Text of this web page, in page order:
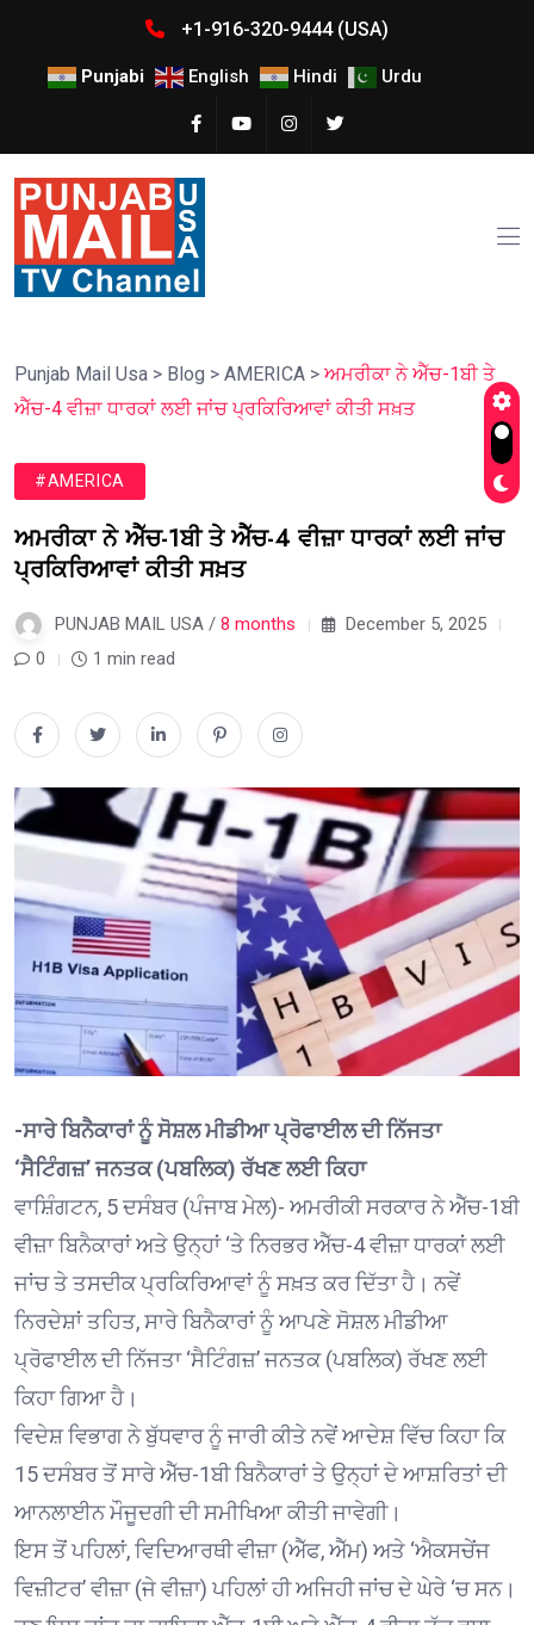
+1-916-320-9444 (USA)
Punjabi English Hindi Urdu
Punjab Mail Usa > Blog > AMERICA > ਅਮਰੀਕਾ ਨੇ ਐੱਚ-1ਬੀ ਤੇ
ਐੱਚ-4 ਵੀਜ਼ਾ ਧਾਰਕਾਂ ਲਈ ਜਾਂਚ ਪ੍ਰਕਿਰਿਆਵਾਂ ਕੀਤੀ ਸਖ਼ਤ
#AMERICA
ਅਮਰੀਕਾ ਨੇ ਐੱਚ-1ਬੀ ਤੇ ਐੱਚ-4 ਵੀਜ਼ਾ ਧਾਰਕਾਂ ਲਈ ਜਾਂਚ
ਪ੍ਰਕਿਰਿਆਵਾਂ ਕੀਤੀ ਸਖ਼ਤ
PUNJAB MAIL USA / 8 months
December 5, 2025
0
1 min read
-ਸਾਰੇ ਬਿਨੈਕਾਰਾਂ ਨੂੰ ਸੋਸ਼ਲ ਮੀਡੀਆ ਪ੍ਰੋਫਾਈਲ ਦੀ ਨਿੱਜਤਾ
‘ਸੈਟਿੰਗਜ਼’ ਜਨਤਕ (ਪਬਲਿਕ) ਰੱਖਣ ਲਈ ਕਿਹਾ
ਵਾਸ਼ਿੰਗਟਨ, 5 ਦਸੰਬਰ (ਪੰਜਾਬ ਮੇਲ)- ਅਮਰੀਕੀ ਸਰਕਾਰ ਨੇ ਐੱਚ-1ਬੀ
ਵੀਜ਼ਾ ਬਿਨੈਕਾਰਾਂ ਅਤੇ ਉਨ੍ਹਾਂ ‘ਤੇ ਨਿਰਭਰ ਐੱਚ-4 ਵੀਜ਼ਾ ਧਾਰਕਾਂ ਲਈ
ਜਾਂਚ ਤੇ ਤਸਦੀਕ ਪ੍ਰਕਿਰਿਆਵਾਂ ਨੂੰ ਸਖ਼ਤ ਕਰ ਦਿੱਤਾ ਹੈ। ਨਵੇਂ
ਨਿਰਦੇਸ਼ਾਂ ਤਹਿਤ, ਸਾਰੇ ਬਿਨੈਕਾਰਾਂ ਨੂੰ ਆਪਣੇ ਸੋਸ਼ਲ ਮੀਡੀਆ
ਪ੍ਰੋਫਾਈਲ ਦੀ ਨਿੱਜਤਾ ‘ਸੈਟਿੰਗਜ਼’ ਜਨਤਕ (ਪਬਲਿਕ) ਰੱਖਣ ਲਈ
ਕਿਹਾ ਗਿਆ ਹੈ।
ਵਿਦੇਸ਼ ਵਿਭਾਗ ਨੇ ਬੁੱਧਵਾਰ ਨੂੰ ਜਾਰੀ ਕੀਤੇ ਨਵੇਂ ਆਦੇਸ਼ ਵਿੱਚ ਕਿਹਾ ਕਿ
15 ਦਸੰਬਰ ਤੋਂ ਸਾਰੇ ਐੱਚ-1ਬੀ ਬਿਨੈਕਾਰਾਂ ਤੇ ਉਨ੍ਹਾਂ ਦੇ ਆਸ਼ਰਿਤਾਂ ਦੀ
ਆਨਲਾਈਨ ਮੌਜੂਦਗੀ ਦੀ ਸਮੀਖਿਆ ਕੀਤੀ ਜਾਵੇਗੀ।
ਇਸ ਤੋਂ ਪਹਿਲਾਂ, ਵਿਦਿਆਰਥੀ ਵੀਜ਼ਾ (ਐੱਫ, ਐੱਮ) ਅਤੇ ‘ਐਕਸਚੇਂਜ
ਵਿਜ਼ੀਟਰ’ ਵੀਜ਼ਾ (ਜੇ ਵੀਜ਼ਾ) ਪਹਿਲਾਂ ਹੀ ਅਜਿਹੀ ਜਾਂਚ ਦੇ ਘੇਰੇ ‘ਚ ਸਨ।